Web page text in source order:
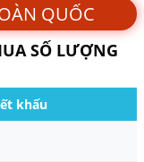
QUỐC
SỐ LƯỢNG
khấu